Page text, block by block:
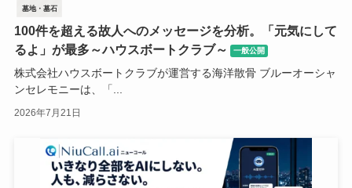
墓地・墓石
100件を超える故人へのメッセージを分析。「元気にして
るよ」が最多～ハウスボートクラブ～
一般公開
株式会社ハウスボートクラブが運営する海洋散骨 ブルーオーシャ
ンセレモニーは、「...
2026年7月21日